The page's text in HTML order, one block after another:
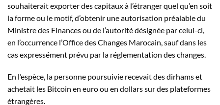
souhaiterait exporter des capitaux à l’étranger quel qu’en soit
la forme ou le motif, d’obtenir une autorisation préalable du
Ministre des Finances ou de l’autorité désignée par celui-ci,
en l’occurrence l’Office des Changes Marocain, sauf dans les
cas expressément prévu par la réglementation des changes.
En l’espèce, la personne poursuivie recevait des dirhams et
achetait les Bitcoin en euro ou en dollars sur des plateformes
étrangères.